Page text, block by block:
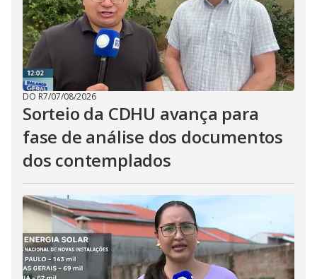
DO R7/07/08/2026
Sorteio da CDHU avança para
fase de análise dos documentos
dos contemplados